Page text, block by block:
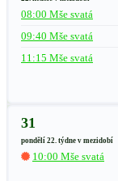
08:00 Mše svatá
09:40 Mše svatá
11:15 Mše svatá
31
pondělí 22. týdne v mezidobí
10:00 Mše svatá